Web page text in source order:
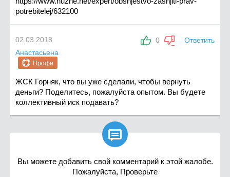
potrebitelej/632100
0 Ответить
02.03.2018
Анастасьена
Профи
ЖСК Горняк, что вы уже сделали, чтобы вернуть
деньги? Поделитесь, пожалуйста опытом. Вы будете
коллективный иск подавать?

Вы можете добавить свой комментарий к этой жалобе.
Пожалуйста, Проверьте